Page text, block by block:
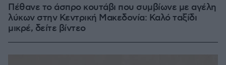
Πέθανε το άσπρο κουτάβι που συμβίωνε με αγέλη
λύκων στην Κεντρική Μακεδονία: Καλό ταξίδι
μικρέ, δείτε βίντεο